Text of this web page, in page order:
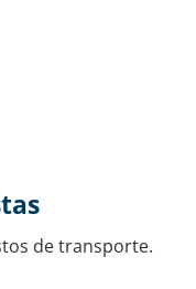
de transporte.